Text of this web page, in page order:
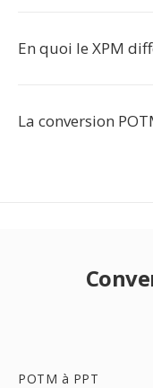
En quoi le XPM
La conversion
POTM à PPT